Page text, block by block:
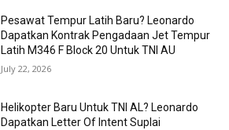
Pesawat Tempur Latih Baru? Leonardo
Dapatkan Kontrak Pengadaan Jet Tempur
Latih M346 F Block 20 Untuk TNI AU
July 22, 2026
Helikopter Baru Untuk TNI AL? Leonardo
Dapatkan Letter Of Intent Suplai